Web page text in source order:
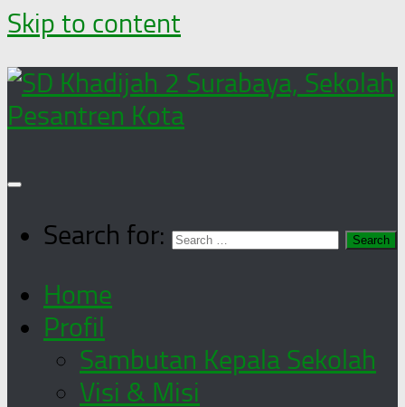
Skip to content
Search for:
Home
Profil
Sambutan Kepala Sekolah
Visi & Misi